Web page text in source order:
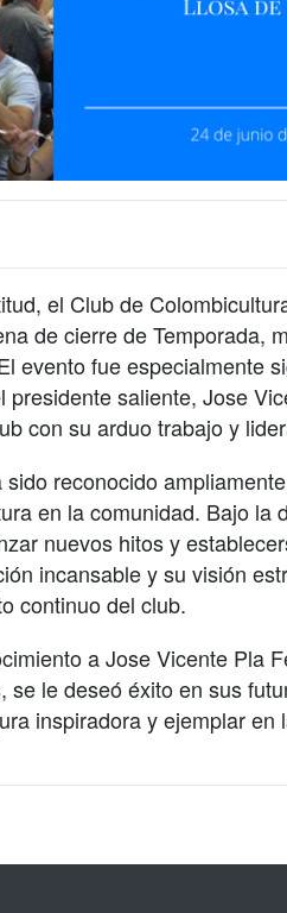
el Club de
de cierre de Temporada,
evento fue especialmente
saliente, Jose
con su arduo trabajo y
reconocido
en la comunidad. Bajo la
nuevos hitos y
incansable y su visión
continuo del club.
a Jose Vicente Pla
le deseó éxito en sus
inspiradora y ejemplar en